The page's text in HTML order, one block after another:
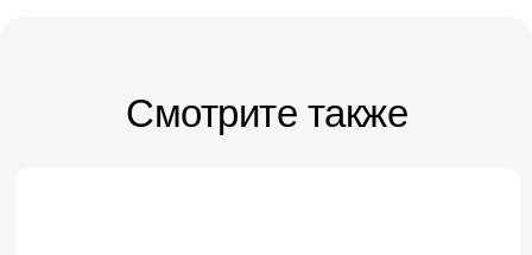
Смотрите также